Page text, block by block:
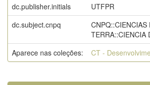
dc.publisher.initials
UTFPR
dc.subject.cnpq
CNPQ::CIENCIAS
TERRA::CIENCIA
Aparece nas coleções:
CT -